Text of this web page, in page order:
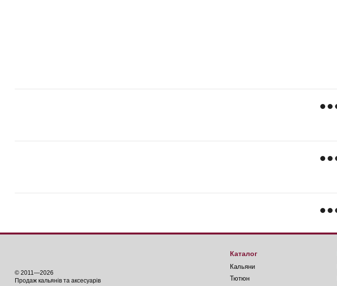
© 2011—2026
Продаж кальянів та аксесуарів
Каталог
Кальяни
Тютюн